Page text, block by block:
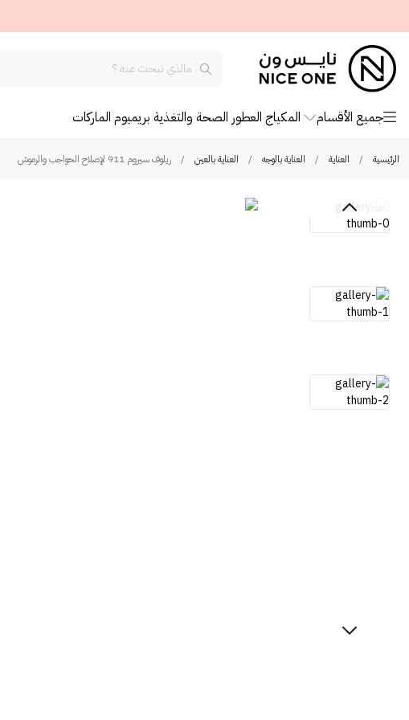
جميع الأقسام المكياج العطور الصحة والتغذية بريميوم الماركات
الرئيسية / العناية / العناية بالوجه / العناية بالعين / ريلوف سيروم 911 لإصلاح الحواجب والرموش